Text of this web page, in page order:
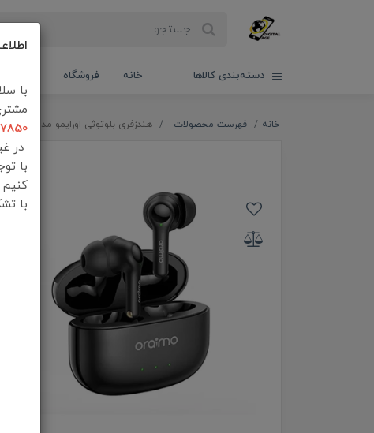
دسته‌بندی کالاها خانه فروشگاه
خانه فهرست محصولات هندزفری بلوتوثی اورایمو مدل Freepods 3C OEB-104DC
با
در
با
با